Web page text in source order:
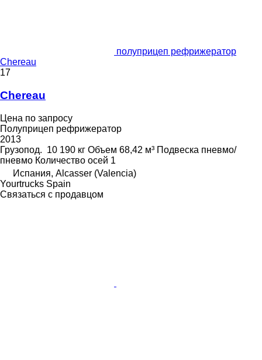
полуприцеп рефрижератор
Chereau
17
Chereau
Цена по запросу
Полуприцеп рефрижератор
2013
Грузопод. 10 190 кг Объем 68,42 м³ Подвеска пневмо/
пневмо Количество осей 1
Испания, Alcasser (Valencia)
Yourtrucks Spain
Связаться с продавцом